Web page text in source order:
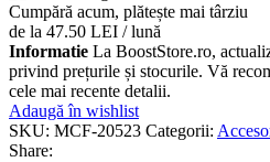
Cumpără acum, plătește mai târziu
de la 47.50 LEI / lună
Informatie La BoostStore.ro,
privind prețurile și stocurile. Vă
cele mai recente detalii.
Adaugă în wishlist
SKU: MCF-20523 Categorii:
Share: